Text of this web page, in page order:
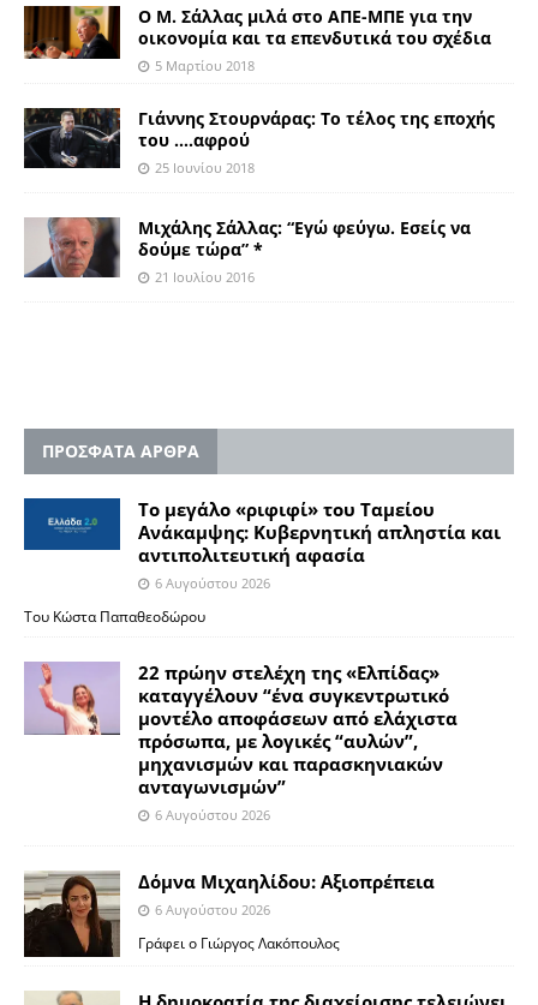
Ο Μ. Σάλλας μιλά στο ΑΠΕ-ΜΠΕ για την
οικονομία και τα επενδυτικά του σχέδια
5 Μαρτίου 2018
Γιάννης Στουρνάρας: Το τέλος της εποχής
του ….αφρού
25 Ιουνίου 2018
Μιχάλης Σάλλας: “Eγώ φεύγω. Εσείς να
δούμε τώρα” *
21 Ιουλίου 2016
ΠΡΟΣΦΑΤΑ ΑΡΘΡΑ
Το μεγάλο «ριφιφί» του Ταμείου
Ανάκαμψης: Κυβερνητική απληστία και
αντιπολιτευτική αφασία
6 Αυγούστου 2026
Του Κώστα Παπαθεοδώρου
22 πρώην στελέχη της «Ελπίδας»
καταγγέλουν “ένα συγκεντρωτικό
μοντέλο αποφάσεων από ελάχιστα
πρόσωπα, με λογικές “αυλών”,
μηχανισμών και παρασκηνιακών
ανταγωνισμών”
6 Αυγούστου 2026
Δόμνα Μιχαηλίδου: Αξιοπρέπεια
6 Αυγούστου 2026
Γράφει ο Γιώργος Λακόπουλος